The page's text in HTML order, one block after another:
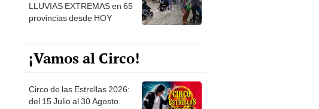
LLUVIAS EXTREMAS en 65
provincias desde HOY
¡Vamos al Circo!
Circo de las Estrellas 2026:
del 15 Julio al 30 Agosto.